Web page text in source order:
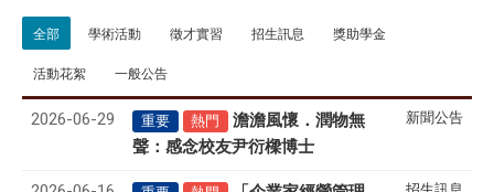
全部 學術活動 徵才實習 招生訊息 獎助學金
活動花絮 一般公告
2026-06-29 重要 熱門
澹澹風懷．潤物無
聲 ： 感念校友尹衍樑博士
新聞公告